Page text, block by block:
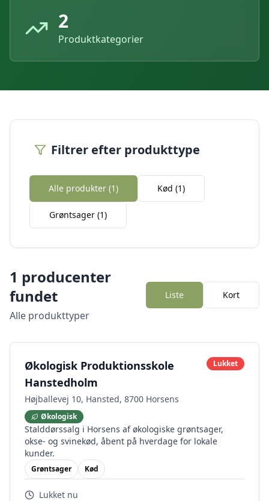
2
Produktkategorier
Filtrer efter produkttype
Alle produkter (1) Kød (1)
Grøntsager (1)
1 producenter
fundet
Alle produkttyper
Liste Kort
Økologisk Produktionsskole
Hanstedholm
Højballevej 10, Hansted, 8700 Horsens
Lukket
Økologisk
Stalddørssalg i Horsens af økologiske grøntsager,
okse- og svinekød, åbent på hverdage for lokale
kunder.
Grøntsager Kød
Lukket nu